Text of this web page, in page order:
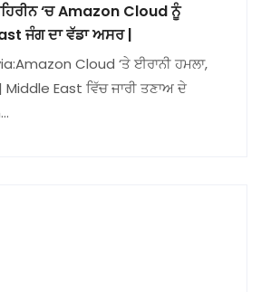
‘ਚ Amazon Cloud ਨੂੰ
ਜੰਗ ਦਾ ਵੱਡਾ ਅਸਰ |
Cloud ‘ਤੇ ਈਰਾਨੀ ਹਮਲਾ,
Middle East ਵਿੱਚ ਜਾਰੀ ਤਣਾਅ ਦੇ